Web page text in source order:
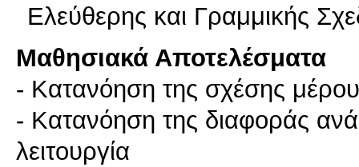
Ελεύθερης και Γραμμικής
Μαθησιακά Αποτελέσματα
- Κατανόηση της σχέσης
- Κατανόηση της διαφοράς
λειτουργία